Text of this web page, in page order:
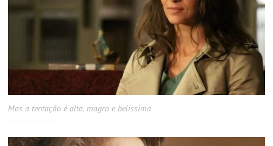
Mas a tentação é alta, magra e belíssima